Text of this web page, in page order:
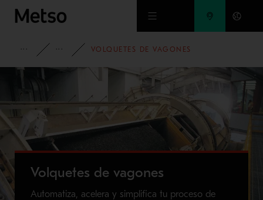
Ir al contenido principal
MINERÍA MANEJO DE MATERIALES
VOLQUETES DE VAGONES
Volquetes de vagones
Automatiza, acelera y simplifica tu proceso de